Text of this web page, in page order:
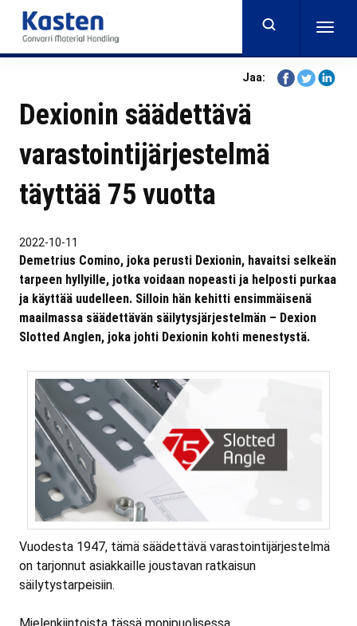
main
content
Jaa:
ShareShareShare
Dexionin säädettävä
varastointijärjestelmä
täyttää 75 vuotta
2022-10-11
Demetrius Comino, joka perusti Dexionin, havaitsi selkeän
tarpeen hyllyille, jotka voidaan nopeasti ja helposti purkaa
ja käyttää uudelleen. Silloin hän kehitti ensimmäisenä
maailmassa säädettävän säilytysjärjestelmän – Dexion
Slotted Anglen, joka johti Dexionin kohti menestystä.
Vuodesta 1947, tämä säädettävä varastointijärjestelmä
on tarjonnut asiakkaille joustavan ratkaisun
säilytystarpeisiin.